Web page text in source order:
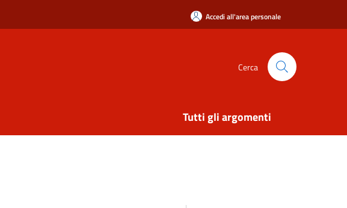
Accedi all'area personale
Cerca
Tutti gli argomenti